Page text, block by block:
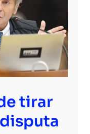
tirar